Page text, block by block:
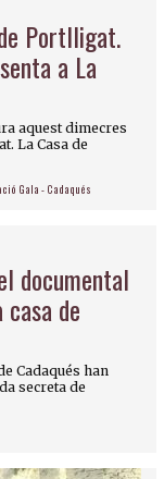
Portlligat.
a La
aquest dimecres
La Casa de
Gala - Cadaqués
documental
de
Cadaqués han
secreta de